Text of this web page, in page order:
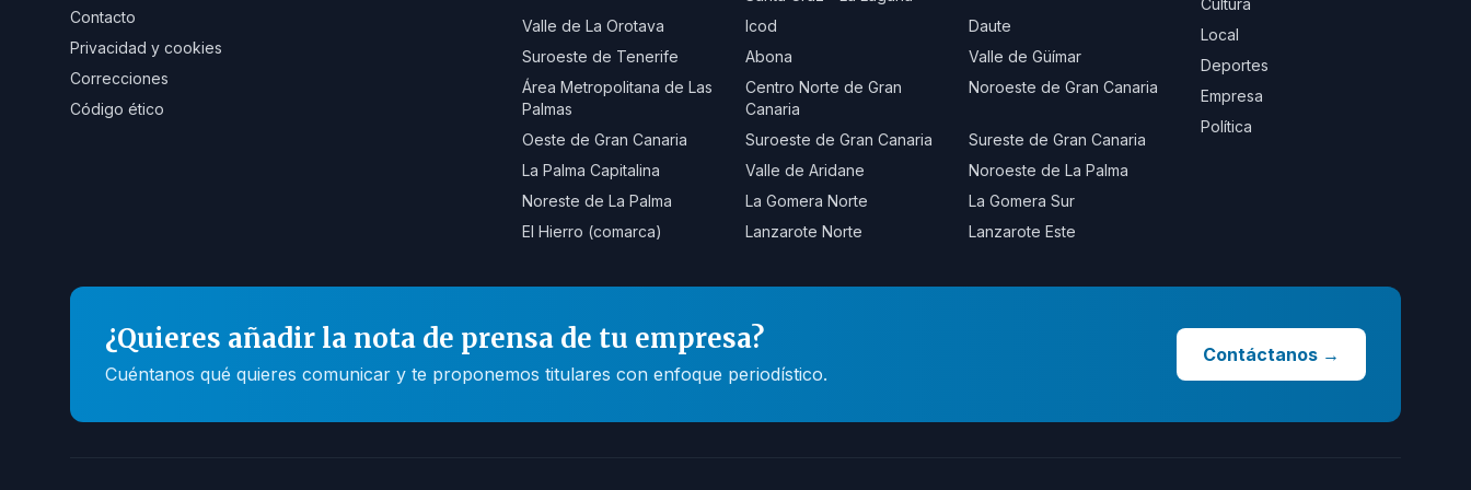
Contacto
Privacidad y cookies
Correcciones
Código ético
Valle de La Orotava Icod
Daute
Suroeste de Tenerife
Abona
Valle de Güímar
Área Metropolitana de Las
Palmas
Centro Norte de Gran
Canaria
Noroeste de Gran Canaria
Oeste de Gran Canaria Suroeste de Gran Canaria
Sureste de Gran Canaria
La Palma Capitalina
Valle de Aridane
Noroeste de La Palma
Noreste de La Palma
La Gomera Norte
La Gomera Sur
El Hierro (comarca)
Lanzarote Norte Lanzarote Este
Cultura
Local
Deportes
Empresa
Política
¿Quieres añadir la nota de prensa de tu empresa?
Cuéntanos qué quieres comunicar y te proponemos titulares con enfoque periodístico.
Contáctanos →